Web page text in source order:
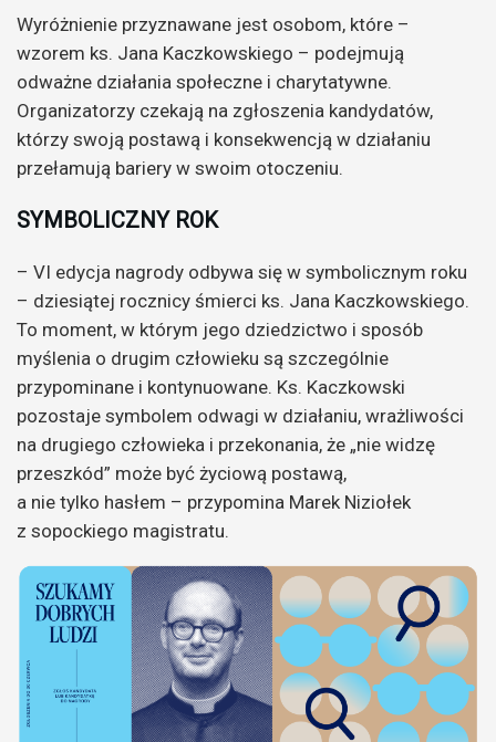
Wyróżnienie przyznawane jest osobom, które –
wzorem ks. Jana Kaczkowskiego – podejmują
odważne działania społeczne i charytatywne.
Organizatorzy czekają na zgłoszenia kandydatów,
którzy swoją postawą i konsekwencją w działaniu
przełamują bariery w swoim otoczeniu.
SYMBOLICZNY ROK
– VI edycja nagrody odbywa się w symbolicznym roku
– dziesiątej rocznicy śmierci ks. Jana Kaczkowskiego.
To moment, w którym jego dziedzictwo i sposób
myślenia o drugim człowieku są szczególnie
przypominane i kontynuowane. Ks. Kaczkowski
pozostaje symbolem odwagi w działaniu, wrażliwości
na drugiego człowieka i przekonania, że „nie widzę
przeszkód” może być życiową postawą,
a nie tylko hasłem – przypomina Marek Niziołek
z sopockiego magistratu.